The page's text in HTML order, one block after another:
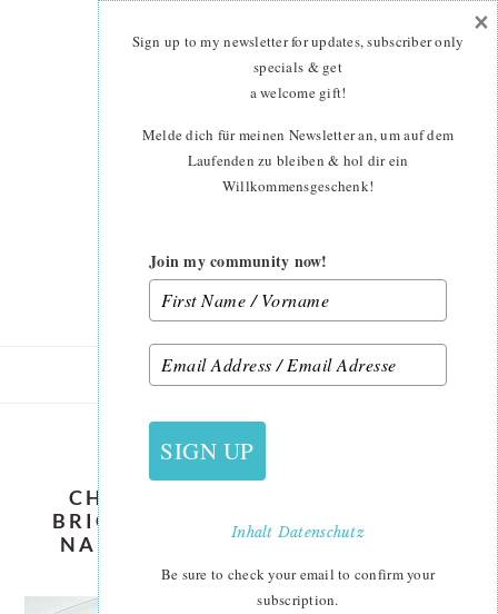
CHRISTMAS-QUILT-PATTERN-
BRIGHT-STARS-QUILT-PATTERN-
NADRA-RIDGEWAY-ELLIS-AND-
HIGGS-BLOCK-4-2
Sign up to my newsletter for updates, subscriber only
specials & get
a welcome gift!
Melde dich für meinen Newsletter an, um auf dem
Laufenden zu bleiben & hol dir ein
Willkommensgeschenk!
Join my community now!
SIGN UP
InhaltDatenschutz
Be sure to check your email to confirm your
subscription.
×